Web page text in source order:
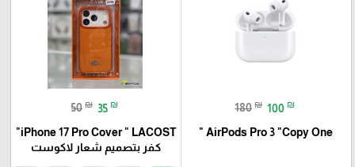
180 ₪ 100 ₪
AirPods Pro 3 "Copy One "
50 ₪ 35 ₪
iPhone 17 Pro Cover " LACOST"
كفر بتصميم شعار لاكوست